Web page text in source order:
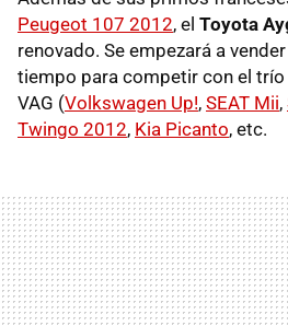
Peugeot 107 2012, el Toyota
renovado. Se empezará a
tiempo para competir con el
VAG (Volkswagen Up!, SEAT Mii,
Twingo 2012, Kia Picanto, etc.